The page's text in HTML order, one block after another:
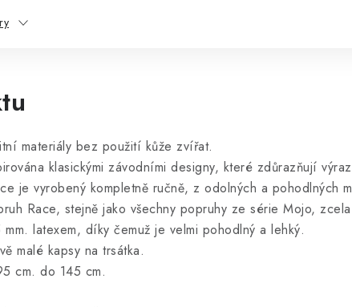
materiály bez použití kůže zvířat.
klasickými závodními designy, které zdůrazňují
je vyrobený kompletně ručně, z odolných a pohodlných
Race, stejně jako všechny popruhy ze série Mojo,
latexem, díky čemuž je velmi pohodlný a lehký.
malé kapsy na trsátka.
cm. do 145 cm.